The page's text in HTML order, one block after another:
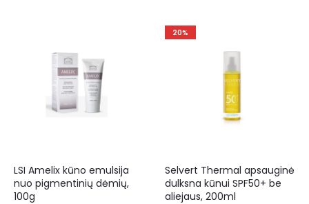
LSI Amelix kūno emulsija
nuo pigmentinių dėmių,
100g
20%
Selvert Thermal apsauginė
dulksna kūnui SPF50+ be
aliejaus, 200ml